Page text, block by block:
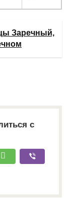
Заречный,
с